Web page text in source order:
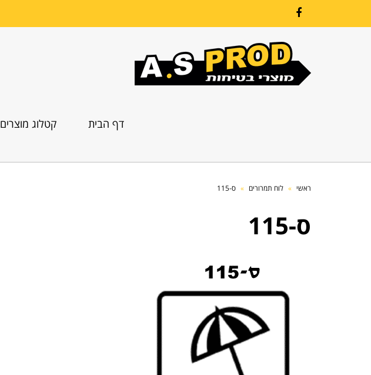
דף הבית קטלוג מוצרים
ראשי » לוח תמרורים » ס-115
ס-115